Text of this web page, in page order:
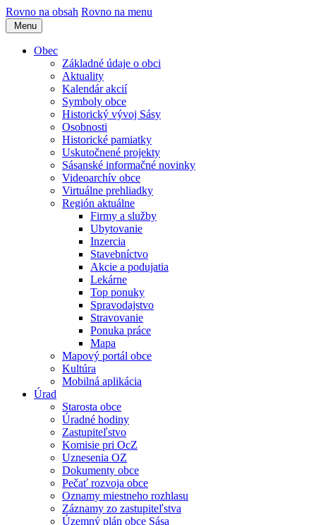
Rovno na obsah Rovno na menu
Menu
Obec
Základné údaje o obci
Aktuality
Kalendár akcií
Symboly obce
Historický vývoj Sásy
Osobnosti
Historické pamiatky
Uskutočnené projekty
Sásanské informačné novinky
Videoarchív obce
Virtuálne prehliadky
Región aktuálne
Firmy a služby
Ubytovanie
Inzercia
Stavebníctvo
Akcie a podujatia
Lekárne
Top ponuky
Spravodajstvo
Stravovanie
Ponuka práce
Mapa
Mapový portál obce
Kultúra
Mobilná aplikácia
Úrad
Starosta obce
Úradné hodiny
Zastupiteľstvo
Komisie pri OcZ
Uznesenia OZ
Dokumenty obce
Pečať rozvoja obce
Oznamy miestneho rozhlasu
Záznamy zo zastupiteľstva
Územný plán obce Sása